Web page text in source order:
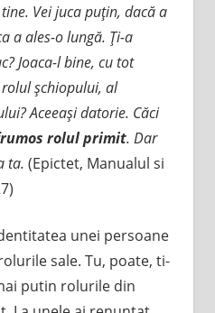
Vei juca puţin, dacă a
a ales-o lungă. Ţi-a
Joaca-l bine, cu tot
şchiopului, al
Aceeaşi datorie. Căci
rolul primit. Dar
ta. (Epictet, Manualul si
unei persoane
sale. Tu, poate, ti-
putin rolurile din